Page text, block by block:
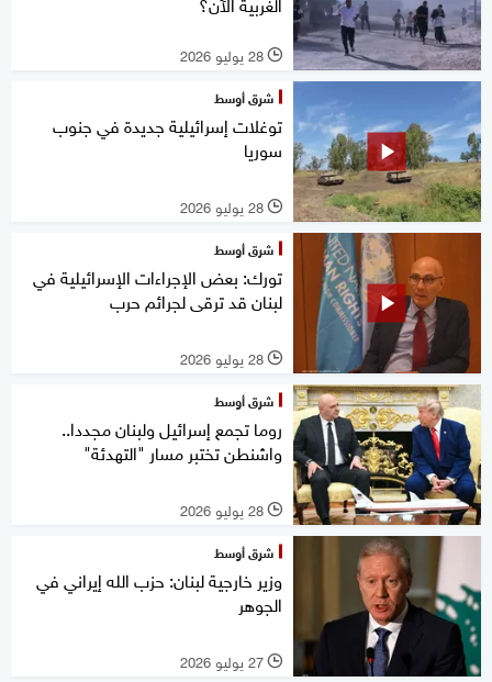
l 28 يوليو 2026
شرق أوسط
توغلات إسرائيلية جديدة في جنوب
سوريا
l 28 يوليو 2026
شرق أوسط
تورك: بعض الإجراءات الإسرائيلية في
لبنان قد ترقى لجرائم حرب
l 28 يوليو 2026
شرق أوسط
روما تجمع إسرائيل ولبنان مجددا..
واشنطن تختبر مسار "التهدئة"
l 28 يوليو 2026
شرق أوسط
وزير خارجية لبنان: حزب الله إيراني في
الجوهر
l 27 يوليو 2026